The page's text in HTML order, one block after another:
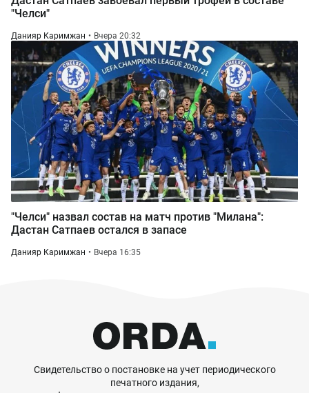
"Челси"
Данияр Каримжан Вчера 20:32
"Челси" назвал состав на матч против "Милана":
Дастан Сатпаев остался в запасе
Данияр Каримжан Вчера 16:35
Свидетельство о постановке на учет периодического
печатного издания,